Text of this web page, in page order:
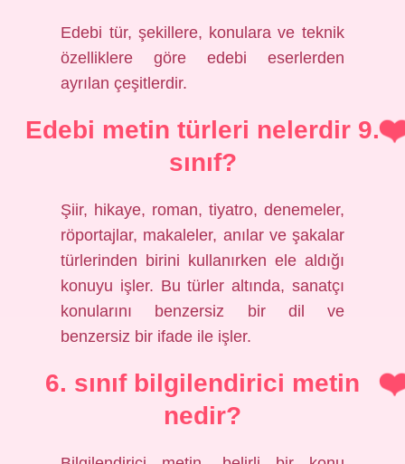
Edebi tür, şekillere, konulara ve teknik
özelliklere göre edebi eserlerden
ayrılan çeşitlerdir.
Edebi metin türleri nelerdir 9.
sınıf?
Şiir, hikaye, roman, tiyatro, denemeler,
röportajlar, makaleler, anılar ve şakalar
türlerinden birini kullanırken ele aldığı
konuyu işler. Bu türler altında, sanatçı
konularını benzersiz bir dil ve
benzersiz bir ifade ile işler.
6. sınıf bilgilendirici metin
nedir?